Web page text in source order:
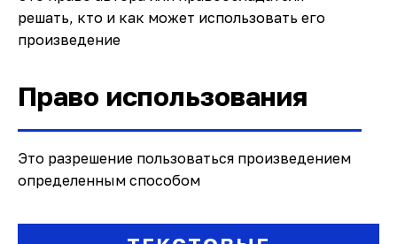
решать, кто и как может использовать его
произведение
Право использования
Это разрешение пользоваться произведением
определенным способом